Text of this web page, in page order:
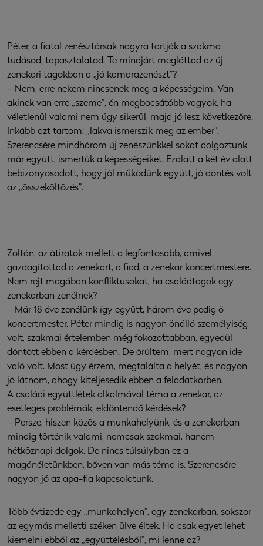
Péter, a fiatal zenésztársak nagyra tartják a szakma
tudásod, tapasztalatod. Te mindjárt megláttad az új
zenekari tagokban a „jó kamarazenészt”?
– Nem, erre nekem nincsenek meg a képességeim. Van
akinek van erre „szeme”, én megbocsátóbb vagyok, ha
véletlenül valami nem úgy sikerül, majd jó lesz következőre.
Inkább azt tartom: „lakva ismerszik meg az ember”.
Szerencsére mindhárom új zenészünkkel sokat dolgoztunk
már együtt, ismertük a képességeiket. Ezalatt a két év alatt
bebizonyosodott, hogy jól működünk együtt, jó döntés volt
az „összeköltözés”.
Zoltán, az átiratok mellett a legfontosabb, amivel
gazdagítottad a zenekart, a fiad, a zenekar koncertmestere.
Nem rejt magában konfliktusokat, ha családtagok egy
zenekarban zenélnek?
– Már 18 éve zenélünk így együtt, három éve pedig ő
koncertmester. Péter mindig is nagyon önálló személyiség
volt, szakmai értelemben még fokozottabban, egyedül
döntött ebben a kérdésben. De örültem, mert nagyon ide
való volt. Most úgy érzem, megtalálta a helyét, és nagyon
jó látnom, ahogy kiteljesedik ebben a feladatkörben.
A családi együttlétek alkalmával téma a zenekar, az
esetleges problémák, eldöntendő kérdések?
– Persze, hiszen közös a munkahelyünk, és a zenekarban
mindig történik valami, nemcsak szakmai, hanem
hétköznapi dolgok. De nincs túlsúlyban ez a
magánéletünkben, bőven van más téma is. Szerencsére
nagyon jó az apa-fia kapcsolatunk.
Több évtizede egy „munkahelyen”, egy zenekarban, sokszor
az egymás melletti széken ülve éltek. Ha csak egyet lehet
kiemelni ebből az „együttélésből”, mi lenne az?